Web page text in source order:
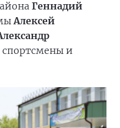
Геннадий
Алексей
и